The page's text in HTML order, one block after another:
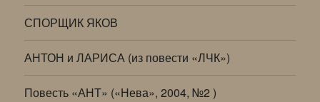
СПОРЩИК ЯКОВ
АНТОН и ЛАРИСА (из повести «ЛЧК»)
Повесть «АНТ» («Нева», 2004, №2 )